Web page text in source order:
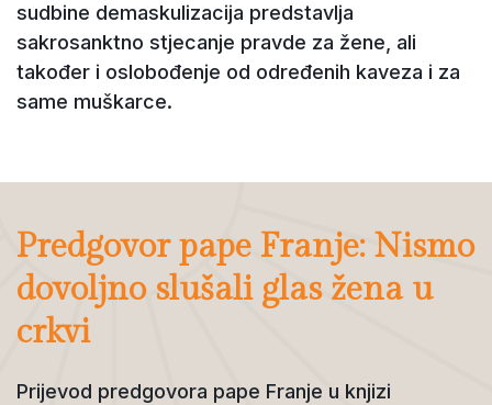
sudbine demaskulizacija predstavlja
sakrosanktno stjecanje pravde za žene, ali
također i oslobođenje od određenih kaveza i za
same muškarce.
Predgovor pape Franje: Nismo
dovoljno slušali glas žena u
crkvi
Prijevod predgovora pape Franje u knjizi